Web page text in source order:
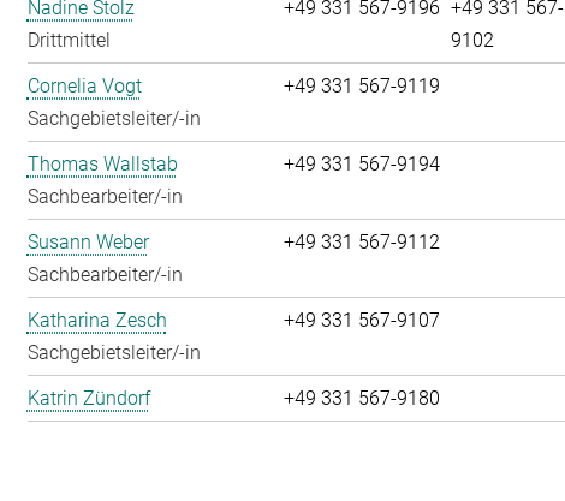
Nadine Stolz
Drittmittel
+49 331 567-9196 +49 331 567-
9102
Cornelia Vogt
Sachgebietsleiter/-in
+49 331 567-9119
Thomas Wallstab
Sachbearbeiter/-in
+49 331 567-9194
Susann Weber
Sachbearbeiter/-in
+49 331 567-9112
Katharina Zesch
Sachgebietsleiter/-in
+49 331 567-9107
Katrin Zündorf
+49 331 567-9180